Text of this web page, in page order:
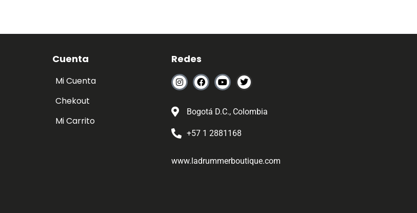
Cuenta
Mi Cuenta
Chekout
Mi Carrito
Redes
Bogotá D.C., Colombia
+57 1 2881168
www.ladrummerboutique.com